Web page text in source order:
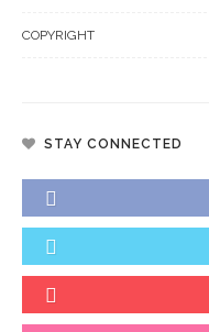
COPYRIGHT
STAY CONNECTED